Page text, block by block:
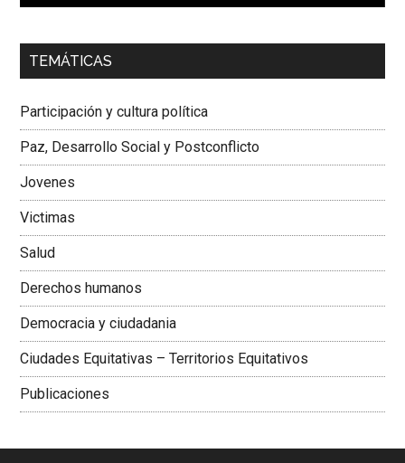
00:00 01:04
Dra. Carolina Corcho Mejía,Presidenta Corporación
Colombiana
TEMÁTICAS
Participación y cultura política
Paz, Desarrollo Social y Postconflicto
Jovenes
Victimas
Salud
Derechos humanos
Democracia y ciudadania
Ciudades Equitativas – Territorios Equitativos
Publicaciones